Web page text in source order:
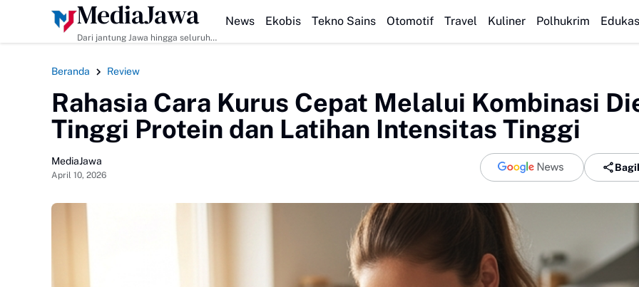
HEADLINE Resep Seblak Cobek Pedas Nampol: Cara Membuat dan Tips Agar Bumbunya
MediaJawa
Dari jantung Jawa hingga seluruh
unik, dan analisis tajam. Cepat
akurat.
News Ekobis Tekno Sains Otomotif Travel Kuliner Polhukrim
Beranda Review
Rahasia Cara Kurus Cepat Melalui Kombinasi
Tinggi Protein dan Latihan Intensitas Tinggi
MediaJawa
April 10, 2026